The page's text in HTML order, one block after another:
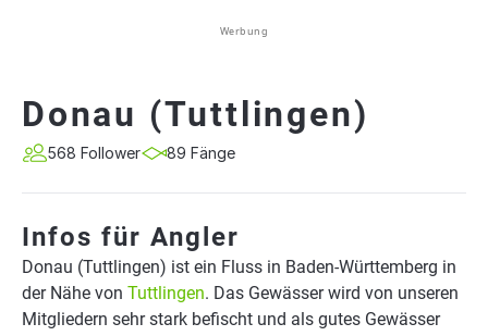
Werbung
Donau (Tuttlingen)
568 Follower 89 Fänge
Infos für Angler
Donau (Tuttlingen) ist ein Fluss in Baden-Württemberg in
der Nähe von Tuttlingen. Das Gewässer wird von unseren
Mitgliedern sehr stark befischt und als gutes Gewässer